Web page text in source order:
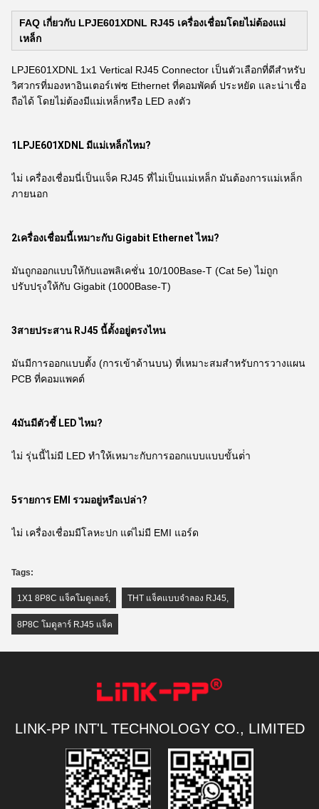
FAQ เกี่ยวกับ LPJE601XDNL RJ45 เครื่องเชื่อมโดยไม่ต้องแม่
เหล็ก
LPJE601XDNL 1x1 Vertical RJ45 Connector เป็นตัวเลือกที่ดีสําหรับ
วิศวกรที่มองหาอินเตอร์เฟซ Ethernet ที่คอมพัคต์ ประหยัด และน่าเชื่อ
ถือได้ โดยไม่ต้องมีแม่เหล็กหรือ LED ลงตัว
1LPJE601XDNL มีแม่เหล็กไหม?
ไม่ เครื่องเชื่อมนี่เป็นแจ็ค RJ45 ที่ไม่เป็นแม่เหล็ก มันต้องการแม่เหล็ก
ภายนอก
2เครื่องเชื่อมนี้เหมาะกับ Gigabit Ethernet ไหม?
มันถูกออกแบบให้กับแอพลิเคชั่น 10/100Base-T (Cat 5e) ไม่ถูก
ปรับปรุงให้กับ Gigabit (1000Base-T)
3สายประสาน RJ45 นี้ตั้งอยู่ตรงไหน
มันมีการออกแบบตั้ง (การเข้าด้านบน) ที่เหมาะสมสําหรับการวางแผน
PCB ที่คอมแพคต์
4มันมีตัวชี้ LED ไหม?
ไม่ รุ่นนี้ไม่มี LED ทําให้เหมาะกับการออกแบบแบบขั้นต่ํา
5รายการ EMI รวมอยู่หรือเปล่า?
ไม่ เครื่องเชื่อมมีโลหะปก แต่ไม่มี EMI แอร์ด
Tags:
1X1 8P8C แจ็คโมดูเลอร์, THT แจ็คแบบจําลอง RJ45,
8P8C โมดูลาร์ RJ45 แจ็ค
LINK-PP INT'L TECHNOLOGY CO., LIMITED